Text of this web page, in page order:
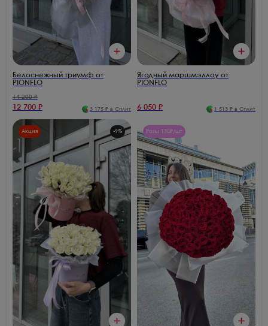
Белоснежный триумф от
PIONFLO
14 200₽
12 700 ₽ 3 175 ₽ в Сплит
Ягодный маршмэллоу от
PIONFLO
6 050 ₽ 1 513 ₽ в Сплит
Акция -9% Розы 170₽/шт